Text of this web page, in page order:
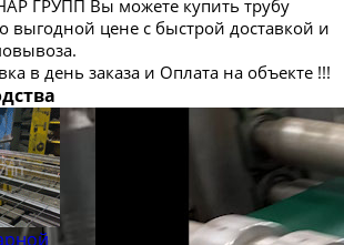
133
140
146
152
159
168
180
ГРУПП Вы можете купить трубу
выгодной цене с быстрой доставкой и
в день заказа и Оплата на объекте !!!